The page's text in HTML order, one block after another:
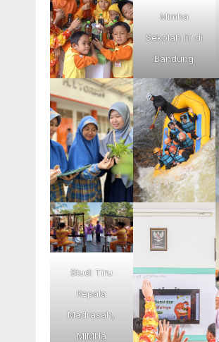
Mimha
Sekolah IT di
Bandung
Studi Tiru
Kepala
Madrasah,
MIMHa